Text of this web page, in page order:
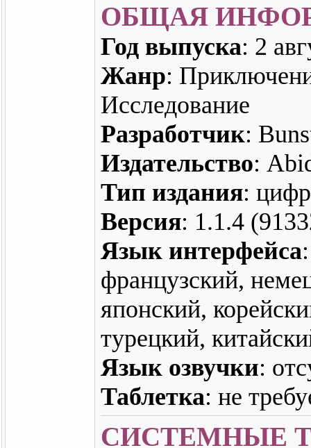
ОБЩАЯ
Год выпуска: 2
Жанр:
Исследование
Разработчик:
Издательство:
Тип издания:
Версия: 1.1.4
Язык интерфейса
французский,
японский,
турецкий,
Язык озвучки:
Таблетка: не
СИСТЕМНЫЕ